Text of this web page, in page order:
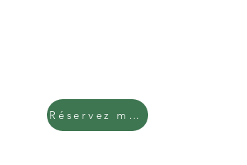
Réservez maintenant